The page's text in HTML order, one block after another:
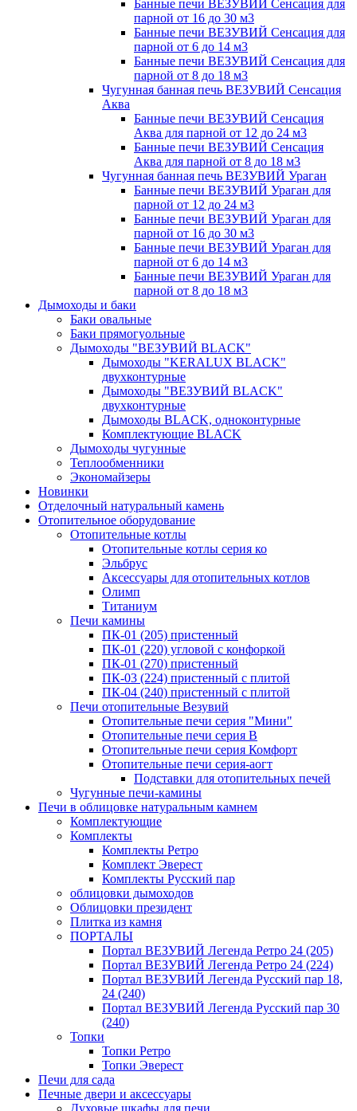
Банные печи ВЕЗУВИЙ Сенсация для
парной от 16 до 30 м3
Банные печи ВЕЗУВИЙ Сенсация для
парной от 6 до 14 м3
Банные печи ВЕЗУВИЙ Сенсация для
парной от 8 до 18 м3
Чугунная банная печь ВЕЗУВИЙ Сенсация
Аква
Банные печи ВЕЗУВИЙ Сенсация
Аква для парной от 12 до 24 м3
Банные печи ВЕЗУВИЙ Сенсация
Аква для парной от 8 до 18 м3
Чугунная банная печь ВЕЗУВИЙ Ураган
Банные печи ВЕЗУВИЙ Ураган для
парной от 12 до 24 м3
Банные печи ВЕЗУВИЙ Ураган для
парной от 16 до 30 м3
Банные печи ВЕЗУВИЙ Ураган для
парной от 6 до 14 м3
Банные печи ВЕЗУВИЙ Ураган для
парной от 8 до 18 м3
Дымоходы и баки
Баки овальные
Баки прямогуольные
Дымоходы "ВЕЗУВИЙ BLACK"
Дымоходы "KERALUX BLACK"
двухконтурные
Дымоходы "ВЕЗУВИЙ BLACK"
двухконтурные
Дымоходы BLACK, одноконтурные
Комплектующие BLACK
Дымоходы чугунные
Теплообменники
Экономайзеры
Новинки
Отделочный натуральный камень
Отопительное оборудование
Отопительные котлы
Отопительные котлы серия ко
Эльбрус
Аксессуары для отопительных котлов
Олимп
Титаниум
Печи камины
ПК-01 (205) пристенный
ПК-01 (220) угловой с конфоркой
ПК-01 (270) пристенный
ПК-03 (224) пристенный с плитой
ПК-04 (240) пристенный с плитой
Печи отопительные Везувий
Отопительные печи серия "Мини"
Отопительные печи серия В
Отопительные печи серия Комфорт
Отопительные печи серия-аогт
Подставки для отопительных печей
Чугунные печи-камины
Печи в облицовке натуральным камнем
Комплектующие
Комплекты
Комплекты Ретро
Комплект Эверест
Комплекты Русский пар
облицовки дымоходов
Облицовки президент
Плитка из камня
ПОРТАЛЫ
Портал ВЕЗУВИЙ Легенда Ретро 24 (205)
Портал ВЕЗУВИЙ Легенда Ретро 24 (224)
Портал ВЕЗУВИЙ Легенда Русский пар 18,
24 (240)
Портал ВЕЗУВИЙ Легенда Русский пар 30
(240)
Топки
Топки Ретро
Топки Эверест
Печи для сада
Печные двери и аксессуары